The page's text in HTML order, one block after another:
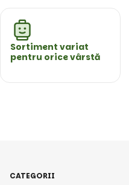
Sortiment variat
pentru orice vârstă
CATEGORII